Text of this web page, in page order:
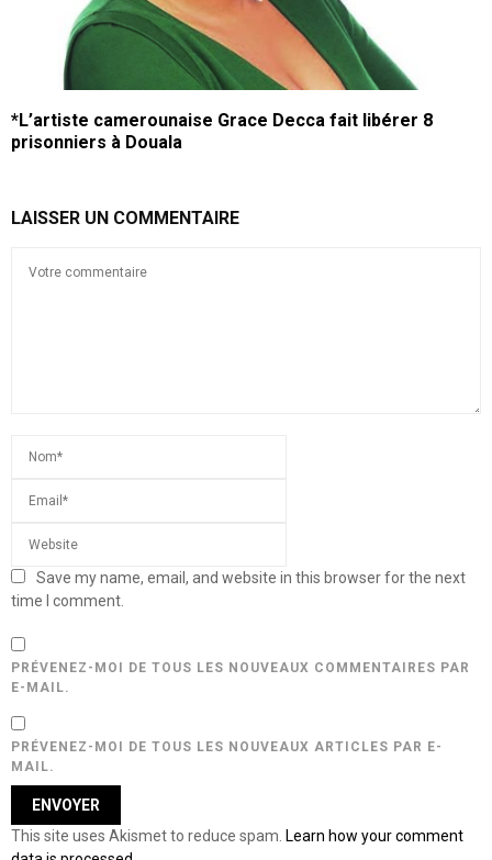
*L’artiste camerounaise Grace Decca fait libérer 8
prisonniers à Douala
LAISSER UN COMMENTAIRE
Save my name, email, and website in this browser for the next
time I comment.
PRÉVENEZ-MOI DE TOUS LES NOUVEAUX COMMENTAIRES PAR
E-MAIL.
PRÉVENEZ-MOI DE TOUS LES NOUVEAUX ARTICLES PAR E-
MAIL.
This site uses Akismet to reduce spam. Learn how your comment